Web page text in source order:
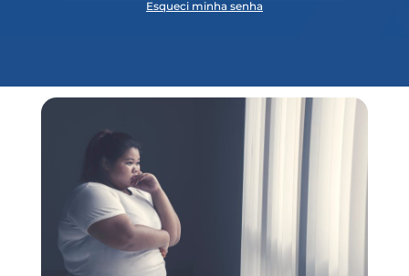
Esqueci minha senha